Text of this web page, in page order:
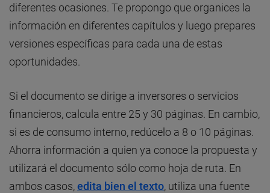
diferentes ocasiones. Te propongo que organices la
información en diferentes capítulos y luego prepares
versiones específicas para cada una de estas
oportunidades.
Si el documento se dirige a inversores o servicios
financieros, calcula entre 25 y 30 páginas. En cambio,
si es de consumo interno, redúcelo a 8 o 10 páginas.
Ahorra información a quien ya conoce la propuesta y
utilizará el documento sólo como hoja de ruta. En
ambos casos,edita bien el texto, utiliza una fuente